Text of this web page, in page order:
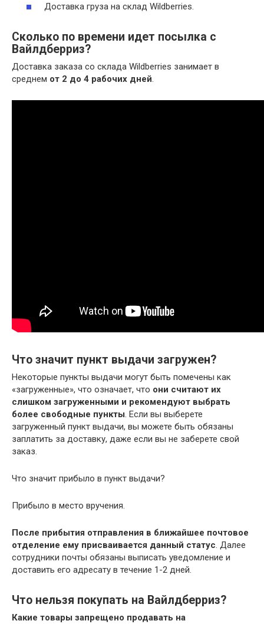
Доставка груза на склад Wildberries.
Сколько по времени идет посылка с
Вайлдберриз?
Доставка заказа со склада Wildberries занимает в
среднем от 2 до 4 рабочих дней.
Что значит пункт выдачи загружен?
Некоторые пункты выдачи могут быть помечены как
«загруженные», что означает, что они считают их
слишком загруженными и рекомендуют выбрать
более свободные пункты. Если вы выберете
загруженный пункт выдачи, вы можете быть обязаны
заплатить за доставку, даже если вы не заберете свой
заказ.
Что значит прибыло в пункт выдачи?
Прибыло в место вручения.
После прибытия отправления в ближайшее почтовое
отделение ему присваивается данный статус. Далее
сотрудники почты обязаны выписать уведомление и
доставить его адресату в течение 1-2 дней.
Что нельзя покупать на Вайлдберриз?
Какие товары запрещено продавать на